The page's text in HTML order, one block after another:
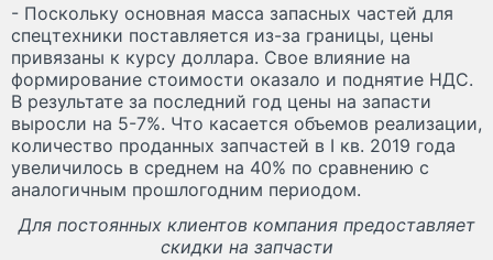
- Поскольку основная масса запасных частей для
спецтехники поставляется из-за границы, цены
привязаны к курсу доллара. Свое влияние на
формирование стоимости оказало и поднятие НДС.
В результате за последний год цены на запасти
выросли на 5-7%. Что касается объемов реализации,
количество проданных запчастей в I кв. 2019 года
увеличилось в среднем на 40% по сравнению с
аналогичным прошлогодним периодом.
Для постоянных клиентов компания предоставляет
скидки на запчасти